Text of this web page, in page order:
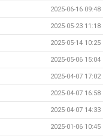
2025-06-16 09:48
2025-05-23 11:18
2025-05-14 10:25
2025-05-06 15:04
2025-04-07 17:02
2025-04-07 16:58
2025-04-07 14:33
2025-01-06 10:45